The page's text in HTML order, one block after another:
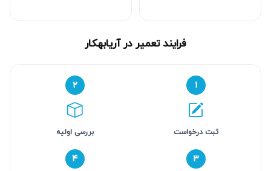
فرایند تعمیر در آریابهکار
۱
ثبت درخواست
۲
بررسی اولیه
۳ ۴